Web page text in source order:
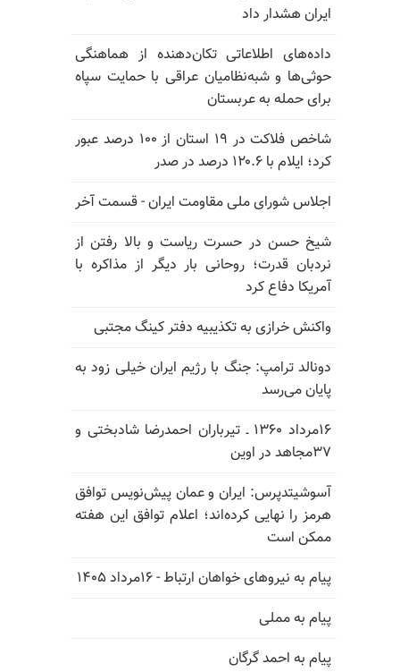
ایران هشدار داد
داده‌های اطلاعاتی تکان‌دهنده از هماهنگی
حوثی‌ها و شبه‌نظامیان عراقی با حمایت سپاه
برای حمله به عربستان
شاخص فلاکت در ۱۹ استان از ۱۰۰ درصد عبور
کرد؛ ایلام با ۱۲۰.۶ درصد در صدر
اجلاس شورای ملی مقاومت ایران - قسمت آخر
شیخ حسن در حسرت ریاست و بالا رفتن از
نردبان قدرت؛ روحانی بار دیگر از مذاکره با
آمریکا دفاع کرد
واکنش خرازی به تکذیبیه دفتر کینگ مجتبی
دونالد ترامپ: جنگ با رژیم ایران خیلی زود به
پایان می‌رسد
۱۶مرداد ۱۳۶۰ ـ تیرباران احمدرضا شادبختی و
۳۷مجاهد در اوین
آسوشیتدپرس: ایران و عمان پیش‌نویس توافق
هرمز را نهایی کرده‌اند؛ اعلام توافق این هفته
ممکن است
پیام به نیروهای خواهان ارتباط - ۱۶مرداد ۱۴۰۵
پیام به مملی
پیام به احمد گرگان